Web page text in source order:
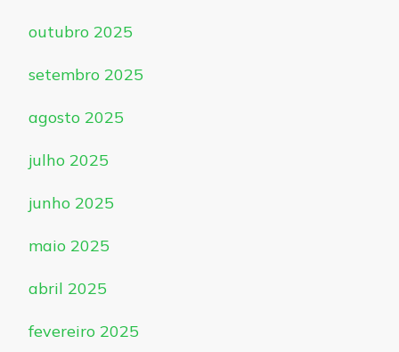
outubro 2025
setembro 2025
agosto 2025
julho 2025
junho 2025
maio 2025
abril 2025
fevereiro 2025